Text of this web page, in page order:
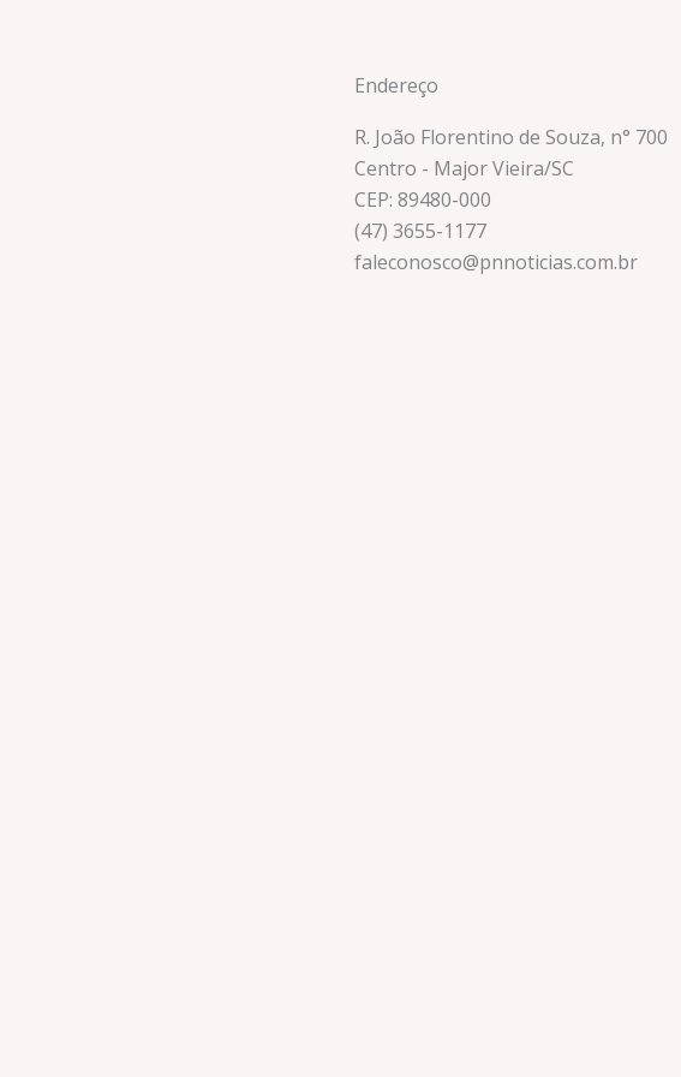
Endereço
R. João Florentino de Souza, n° 700
Centro - Major Vieira/SC
CEP: 89480-000
(47) 3655-1177
faleconosco@pnnoticias.com.br